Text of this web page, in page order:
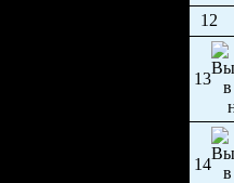
12
13
14